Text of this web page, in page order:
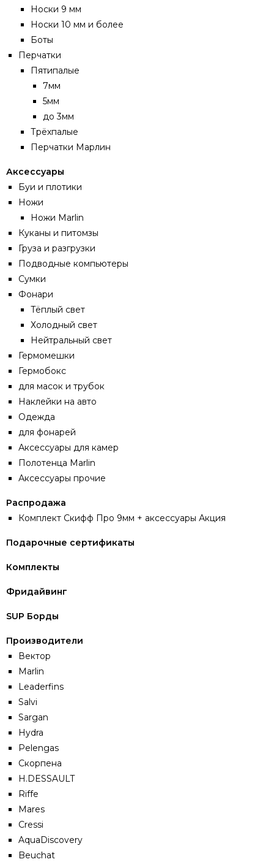
Носки 9 мм
Носки 10 мм и более
Боты
Перчатки
Пятипалые
7мм
5мм
до 3мм
Трёхпалые
Перчатки Марлин
Аксессуары
Буи и плотики
Ножи
Ножи Marlin
Куканы и питомзы
Груза и разгрузки
Подводные компьютеры
Сумки
Фонари
Тёплый свет
Холодный свет
Нейтральный свет
Гермомешки
Гермобокс
для масок и трубок
Наклейки на авто
Одежда
для фонарей
Аксессуары для камер
Полотенца Marlin
Аксессуары прочие
Распродажа
Комплект Скифф Про 9мм + аксессуары Акция
Подарочные сертификаты
Комплекты
Фридайвинг
SUP Борды
Производители
Вектор
Marlin
Leaderfins
Salvi
Sargan
Hydra
Pelengas
Скорпена
H.DESSAULT
Riffe
Mares
Cressi
AquaDiscovery
Beuchat